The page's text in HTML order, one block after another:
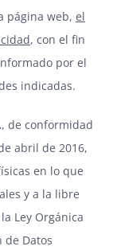
página web, el
, con el fin
por el
indicadas.
, de conformidad
abril de 2016,
en lo que
y a la libre
Ley Orgánica
de Datos